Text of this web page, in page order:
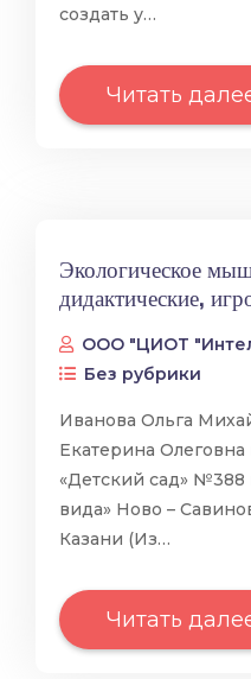
создать у…
Читать
Экологическое
дидактические,
ООО "ЦИОТ
Без рубрики
Иванова Ольга
Екатерина
«Детский сад»
вида» Ново –
Казани (Из…
Читать